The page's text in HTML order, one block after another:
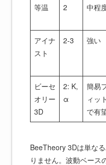
等温 2 中程
アイナ
スト
2-3 強い
ビーセ
オリー
3D
2: K,
α
簡易
ィット
で有
BeeTheory 3Dは単な
りません。波動ベース